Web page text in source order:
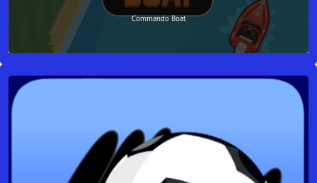
Commando Boat